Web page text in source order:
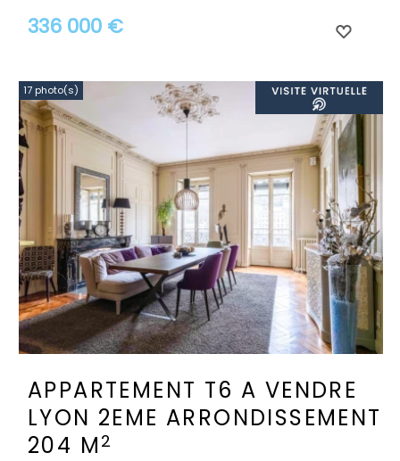
336 000 €
17 photo(s)
APPARTEMENT T6 A VENDRE
LYON 2EME ARRONDISSEMENT
204 M 2